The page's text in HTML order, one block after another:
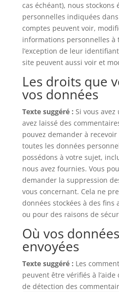
cas échéant), nous stockons
personnelles indiquées
comptes peuvent voir,
informations personnelles à
l’exception de leur
site peuvent aussi voir et
Les droits que
vos données
Texte suggéré : Si vous
avez laissé des
pouvez demander à
toutes les données
possédons à votre sujet,
nous avez fournies. Vous
demander la suppression
vous concernant. Cela ne
données stockées à des fins
ou pour des raisons de
Où vos
envoyées
Texte suggéré : Les
peuvent être vérifiés à l’aide
de détection des